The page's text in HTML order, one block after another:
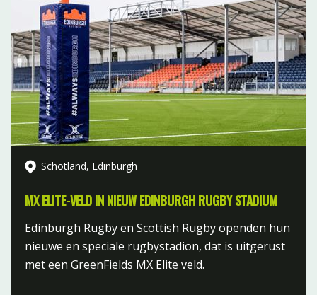
Schotland, Edinburgh
MX ELITE-VELD IN NIEUW EDINBURGH RUGBY STADIUM
Edinburgh Rugby en Scottish Rugby openden hun
nieuwe en speciale rugbystadion, dat is uitgerust
met een GreenFields MX Elite veld.